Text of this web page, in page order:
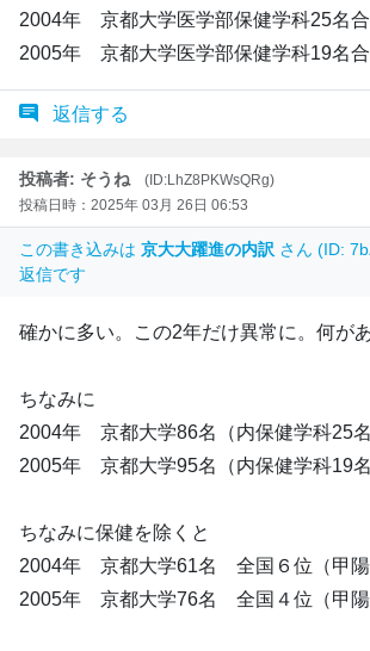
2004年 京都大学医学部保健学科25名
2005年 京都大学医学部保健学科19名
返信する
投稿者: そうね
(ID:LhZ8PKWsQRg)
投稿日時：2025年 03月 26日 06:53
この書き込みは 京大大躍進の内訳 さん (ID:
返信です
確かに多い。この2年だけ異常に。何が
ちなみに
2004年 京都大学86名（内保健学科25
2005年 京都大学95名（内保健学科19
ちなみに保健を除くと
2004年 京都大学61名 全国６位（甲陽
2005年 京都大学76名 全国４位（甲陽